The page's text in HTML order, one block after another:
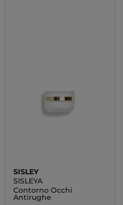
SISLEY
SISLEYA
Contorno Occhi
Antirughe